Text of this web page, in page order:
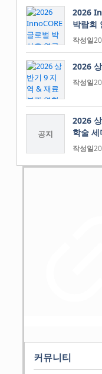
2026
박람회
작성일
2026
작성일
공지
2026
학술 세
작성일
커뮤니티